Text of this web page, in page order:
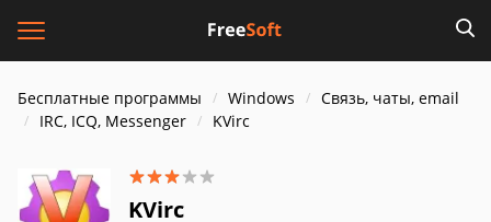
Бесплатные программы Windows
Связь, чаты, email
IRC, ICQ, Messenger
KVirc
KVirc